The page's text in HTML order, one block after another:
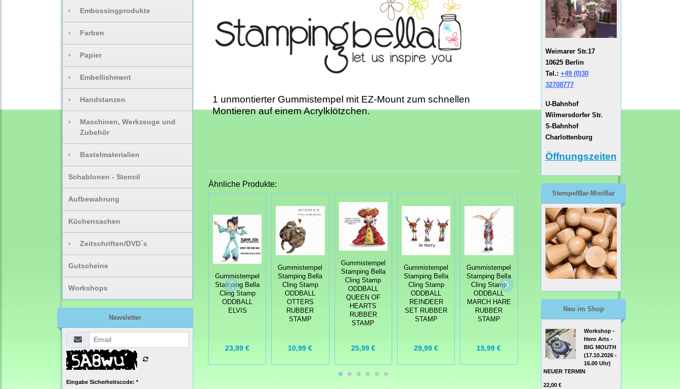
› Embossingprodukte
› Farben
› Papier
› Embellishment
› Handstanzen
›
Maschinen, Werkzeuge und
Zubehör
› Bastelmaterialien
Schablonen - Stencil
Aufbewahrung
Küchensachen
› Zeitschriften/DVD`s
Gutscheine
Workshops
Newsletter
Eingabe Sicherheitscode: *
1 unmontierter Gummistempel mit EZ-Mount zum schnellen
Montieren auf einem Acrylklötzchen.
Ähnliche Produkte:
Gummistempel
Stamping Bella
Cling Stamp
ODDBALL
ELVIS
23,99 €
Gummistempel
Stamping Bella
Cling Stamp
ODDBALL
OTTERS
RUBBER
STAMP
10,99 €
Gummistempel
Stamping Bella
Cling Stamp
ODDBALL
QUEEN OF
HEARTS
RUBBER
STAMP
25,99 €
Gummistempel
Stamping Bella
Cling Stamp
ODDBALL
REINDEER
SET RUBBER
STAMP
29,99 €
Gummistempel
Stamping Bella
Cling Stamp
ODDBALL
MARCH HARE
RUBBER
STAMP
15,99 €
Gummistempel
Stamping Bella
ODDBALL BIRD
SET (SET OF 4
RUBBER
STAMPS)
23,99 €
Gummistempel
Stamping Bella
Cling Stamp
BARN, HAY
AND FENCE
RUBBER
STAMPS (3
STAMPS)
16,99 €
Weimarer Str.17
10625 Berlin
Tel.: +49 (0)30
32708777
U-Bahnhof
Wilmersdorfer Str.
S-Bahnhof
Charlottenburg
Öffnungszeiten
StempelBar-MiniBar
Neu im Shop
Workshop -
Hero Arts -
BIG MOUTH
(17.10.2026 -
16.00 Uhr)
NEUER TERMIN
22,00 €